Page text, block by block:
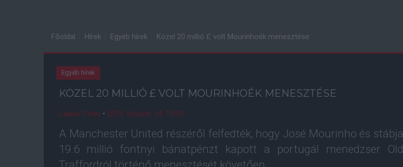
Főoldal Hírek Egyéb hírek Közel 20 millió £ volt Mourinhoék menesztése
Egyéb hírek
KÖZEL 20 MILLIÓ £ VOLT MOURINHOÉK MENESZTÉSE
Lakner Péter • 2019. február. 14. 15:05
A Manchester United részéről felfedték, hogy José Mourinho és stábja
19.6 millió fontnyi bánatpénzt kapott a portugál menedzser Old